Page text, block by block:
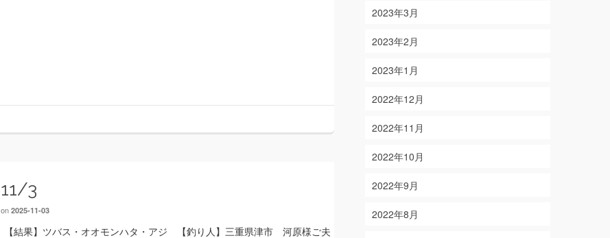
11/3
on 2025-11-03
【結果】ツバス・オオモンハタ・アジ 【釣り人】三重県津市 河原様ご夫
2023年3月
2023年2月
2023年1月
2022年12月
2022年11月
2022年10月
2022年9月
2022年8月